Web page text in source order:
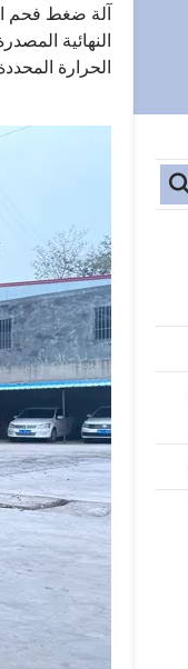
آلة ضغط فحم
النهائية
الحرارة